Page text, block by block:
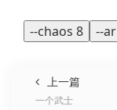
--chaos 8 --
上一篇
一个武士